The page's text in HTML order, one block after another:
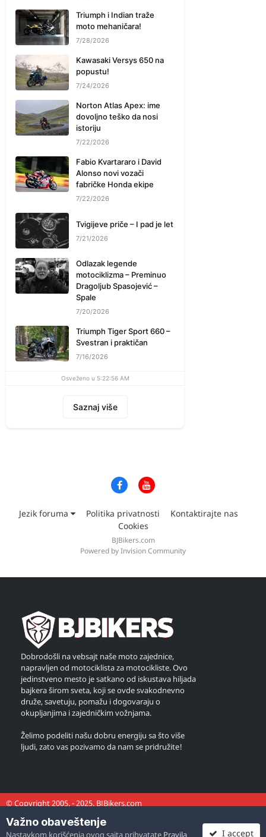
Triumph i Indian traže
moto mehaničara!
7/28/2026
Kawasaki Versys 650 na
popustu!
7/24/2026
Norton Atlas Apex: ime
dovoljno teško da nosi
istoriju
7/22/2026
Fabio Kvartararo i David
Alonso novi vozači
fabričke Honda ekipe
7/22/2026
Tvigijeve priče – I pad je let
7/21/2026
Odlazak legende
motociklizma – Preminuo
Dragoljub Spasojević –
Spale
7/20/2026
Triumph Tiger Sport 660 –
Svestran i praktičan
7/16/2026
Osveženo u 5:22:56 AM
Saznaj više
Jezik foruma Politika privatnosti
Kontaktirajte nas
Cookies
BJBikers.com
Powered by Invision Community
Dobrodošli na vebsajt naše moto zajednice,
napravljen od motociklista za motocikliste. Ovo
jedinstveno mesto je satkano od iskustava hiljada
bajkera širom sveta, koji se ovde svakodnevno
druže, savetuju, pomažu i dogovaraju o
okupljanjima i zajedničkim vožnjama.
Želimo podeliti našu dobru energiju sa što više
ljudi, zato vas pozivamo da nam se pridružite!
© Copyright 2005. - 2025. BJBikers.com
Važno obaveštenje
Nastavkom korišćenja ovog sajta prihvatate Pravila I accept